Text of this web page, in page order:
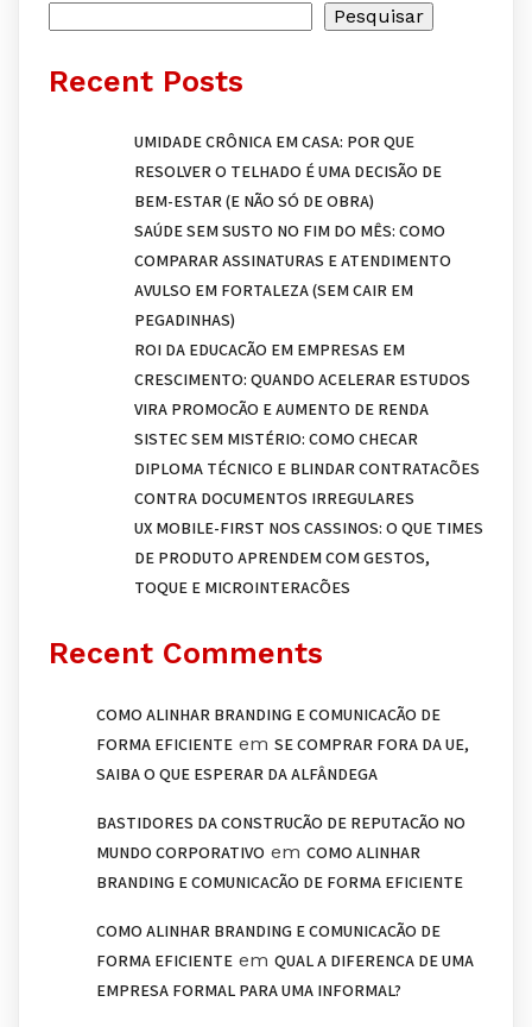
Pesquisar
Recent Posts
UMIDADE CRÔNICA EM CASA: POR QUE
RESOLVER O TELHADO É UMA DECISÃO DE
BEM-ESTAR (E NÃO SÓ DE OBRA)
SAÚDE SEM SUSTO NO FIM DO MÊS: COMO
COMPARAR ASSINATURAS E ATENDIMENTO
AVULSO EM FORTALEZA (SEM CAIR EM
PEGADINHAS)
ROI DA EDUCAÇÃO EM EMPRESAS EM
CRESCIMENTO: QUANDO ACELERAR ESTUDOS
VIRA PROMOÇÃO E AUMENTO DE RENDA
SISTEC SEM MISTÉRIO: COMO CHECAR
DIPLOMA TÉCNICO E BLINDAR CONTRATAÇÕES
CONTRA DOCUMENTOS IRREGULARES
UX MOBILE-FIRST NOS CASSINOS: O QUE TIMES
DE PRODUTO APRENDEM COM GESTOS,
TOQUE E MICROINTERAÇÕES
Recent Comments
COMO ALINHAR BRANDING E COMUNICAÇÃO DE
FORMA EFICIENTE em SE COMPRAR FORA DA UE,
SAIBA O QUE ESPERAR DA ALFÂNDEGA
BASTIDORES DA CONSTRUÇÃO DE REPUTAÇÃO NO
MUNDO CORPORATIVO em COMO ALINHAR
BRANDING E COMUNICAÇÃO DE FORMA EFICIENTE
COMO ALINHAR BRANDING E COMUNICAÇÃO DE
FORMA EFICIENTE em QUAL A DIFERENÇA DE UMA
EMPRESA FORMAL PARA UMA INFORMAL?